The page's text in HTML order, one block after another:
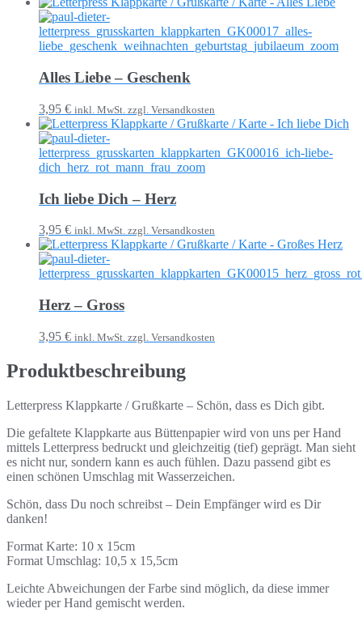
Alles Liebe – Geschenk
3,95 € inkl. MwSt. zzgl. Versandkosten
Ich liebe Dich – Herz
3,95 € inkl. MwSt. zzgl. Versandkosten
Herz – Gross
3,95 € inkl. MwSt. zzgl. Versandkosten
Produktbeschreibung
Letterpress Klappkarte / Grußkarte – Schön, dass es Dich gibt.
Die gefaltete Klappkarte aus Büttenpapier wird von uns per Hand
mittels Letterpress bedruckt und gleichzeitig (tief) geprägt. Man sieht
es nicht nur, sondern kann es auch fühlen. Dazu passend gibt es
einen schönen Umschlag mit Wasserzeichen.
Schön, dass Du noch schreibst – Dein Empfänger wird es Dir
danken!
Format Karte: 10 x 15cm
Format Umschlag: 10,5 x 15,5cm
Leichte Abweichungen der Farbe sind möglich, da diese immer
wieder per Hand gemischt werden.